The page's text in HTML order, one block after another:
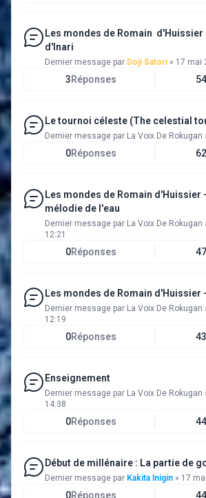
Les mondes de Romain d'Huissier
d'Inari
Dernier message par Doji Satori » 17 mai
3Réponses
Le tournoi céleste (The celestial
Dernier message par La Voix De Rokugan
0Réponses
Les mondes de Romain d'Huissier
mélodie de l'eau
Dernier message par La Voix De Rokugan
12:21
0Réponses
Les mondes de Romain d'Huissier
Dernier message par La Voix De Rokugan
12:19
0Réponses
Enseignement
Dernier message par La Voix De Rokugan
14:38
0Réponses
Début de millénaire : La partie de
Dernier message par Kakita Inigin » 17
0Réponses